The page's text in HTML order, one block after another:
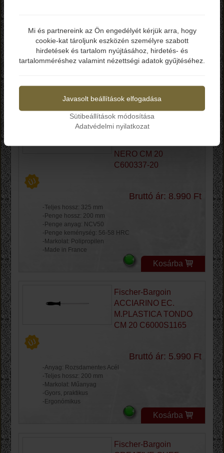
Élezőrúd 25 cm.
Bruttó ár: 10.800 Ft
-Anyag: Rozsdamentes Acél
-Teljes hossz: 250 mm
-Markolat: Műanyag
Fischer-Bargoin
CREATIVE CHEF
NERO CM 20
C600337-20
Bruttó ár: 8.990 Ft
-Teljes hossz: 325 mm
-Penge hossz: 200 mm
-Penge anyag: NCV50
-Penge keménység: 56-58 HRC
-Markolat: Polipropilen
-Made in France
Kosárba
Fischer-Bargoin
ACCIARINO EC.
M.PLASTICA TONDO
CM 20 C6000S1165
Bruttó ár: 5.990 Ft
-Anyag: Rozsdamentes Acél
-Teljes hossz: 200 mm
-Markolat: Műanyag
-Gyors, praktikus
-Ergonómikus
Kosárba
Fischer-Bargoin
Elmúltál már 18 éves?
Mi és partnereink az Ön engedélyét kérjük arra, hogy
cookie-kat tároljunk eszközén személyre szabott
hirdetések és tartalom nyújtásához, hirdetés- és
tartalomméréshez valamint nézettségi adatok gyűjtéséhez.
Javasolt beállítások elfogadása
Sütibeállítások módosítása
Adatvédelmi nyilatkozat